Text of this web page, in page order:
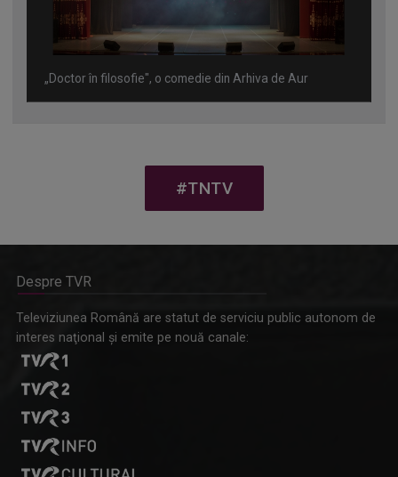
„Doctor în filosofie", o comedie din Arhiva de Aur
prin piesa „Ultima oră”, o montare de colecție, din 1979
#TNTV
Despre TVR
Televiziunea Română are statut de serviciu public autonom de
interes naţional şi emite pe nouă canale: